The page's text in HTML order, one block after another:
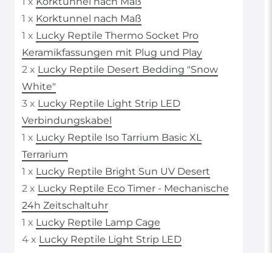
1 x Korktunnel nach Maß
1 x Lucky Reptile Thermo Socket Pro
Keramikfassungen mit Plug und Play
2 x Lucky Reptile Desert Bedding "Snow
White"
3 x Lucky Reptile Light Strip LED
Verbindungskabel
1 x Lucky Reptile Iso Tarrium Basic XL
Terrarium
1 x Lucky Reptile Bright Sun UV Desert
2 x Lucky Reptile Eco Timer - Mechanische
24h Zeitschaltuhr
1 x Lucky Reptile Lamp Cage
4 x Lucky Reptile Light Strip LED